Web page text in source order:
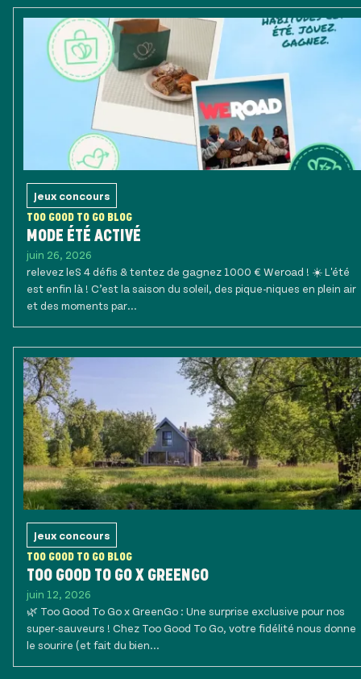
Jeux concours
TOO GOOD TO GO BLOG
MODE ÉTÉ ACTIVÉ
juin 26, 2026
relevez leS 4 défis & tentez de gagnez 1000 € Weroad ! ☀️ L'été
est enfin là ! C’est la saison du soleil, des pique-niques en plein air
et des moments par...
Jeux concours
TOO GOOD TO GO BLOG
TOO GOOD TO GO X GREENGO
juin 12, 2026
🌿 Too Good To Go x GreenGo : Une surprise exclusive pour nos
super-sauveurs ! Chez Too Good To Go, votre fidélité nous donne
le sourire (et fait du bien...